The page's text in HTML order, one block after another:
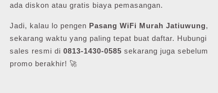
ada diskon atau gratis biaya pemasangan.
Jadi, kalau lo pengen Pasang WiFi Murah Jatiuwung,
sekarang waktu yang paling tepat buat daftar. Hubungi
sales resmi di 0813-1430-0585 sekarang juga sebelum
promo berakhir! 🚀